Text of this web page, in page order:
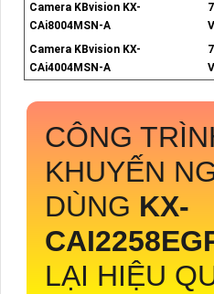
Camera KBvision KX-
CAi8004MSN-A
Camera KBvision KX-
CAi4004MSN-A
CÔNG
KHUYẾN
DÙNG KX-
LẠI HIỆU